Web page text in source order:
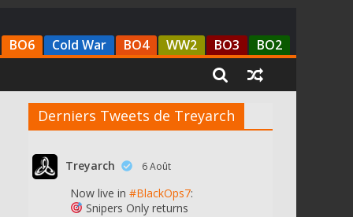
BO6 Cold War BO4 WW2 BO3 BO2
Derniers Tweets de Treyarch
Treyarch 6 Août
Now live in #BlackOps7:
Snipers Only returns